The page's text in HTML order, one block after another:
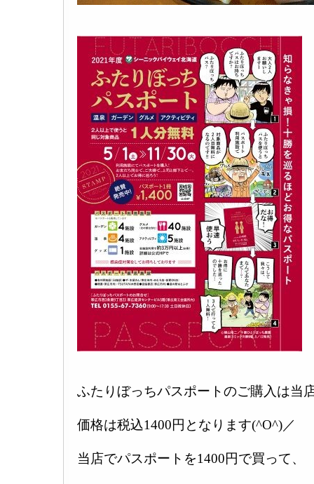
ふたりぼっちパスポートのご購入は当
価格は税込1400円となります(^O^)／
当店でパスポートを1400円で買って、